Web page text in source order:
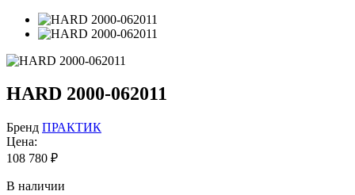
HARD 2000-062011
Бренд ПРАКТИК
Цена:
108 780 ₽
В наличии